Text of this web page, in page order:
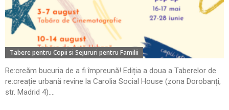
Tabere pentru Copii si Sejururi pentru Familii
Re:creăm bucuria de a fi împreună! Ediția a doua a Taberelor de
re:creație urbană revine la Carolia Social House (zona Dorobanți,
str. Madrid 4)....